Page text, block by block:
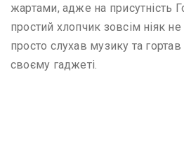
жартами, адже на присутність
простий хлопчик зовсім ніяк не
просто слухав музику та гортав
своєму гаджеті.